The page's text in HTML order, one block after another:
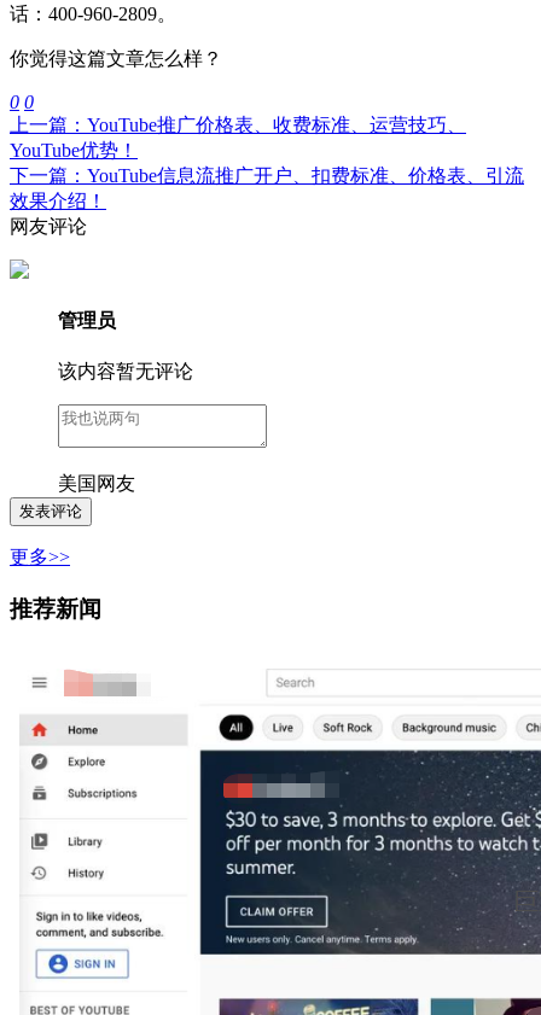
话：400-960-2809。
你觉得这篇文章怎么样？
0 0
上一篇：YouTube推广价格表、收费标准、运营技巧、
YouTube优势！
下一篇：YouTube信息流推广开户、扣费标准、价格表、引流
效果介绍！
网友评论
管理员
该内容暂无评论
美国网友
更多>>
推荐新闻